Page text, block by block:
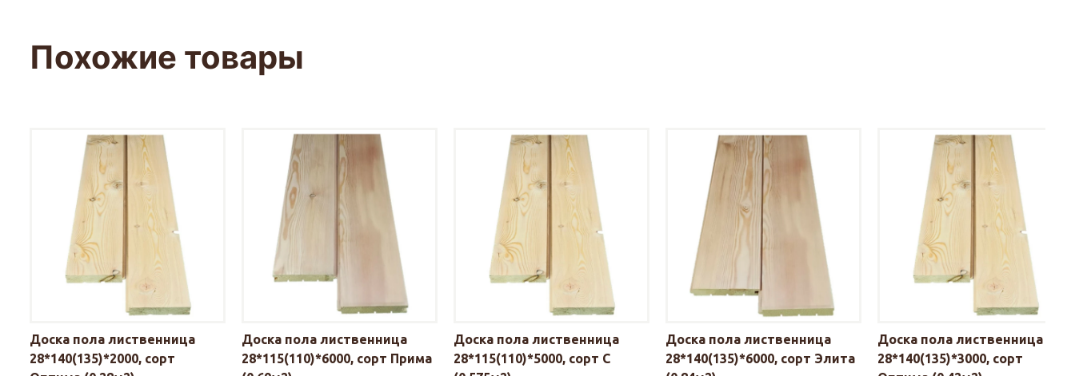
Похожие товары
Доска пола лиственница
28*140(135)*2000, сорт
Доска пола лиственница
28*115(110)*6000, сорт Прима
Доска пола лиственница
28*115(110)*5000, сорт С
Доска пола лиственница
28*140(135)*6000, сорт Элита
Доска пола лиственница
28*140(135)*3000, сорт